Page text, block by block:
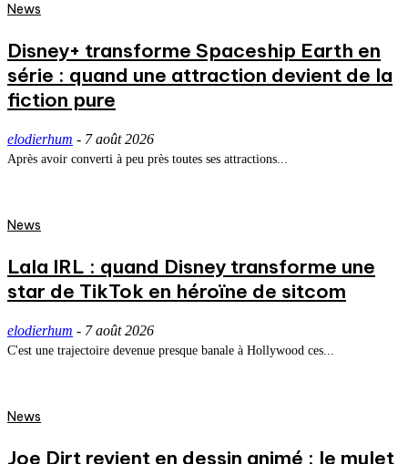
News
Disney+ transforme Spaceship Earth en
série : quand une attraction devient de la
fiction pure
elodierhum - 7 août 2026
Après avoir converti à peu près toutes ses attractions...
News
Lala IRL : quand Disney transforme une
star de TikTok en héroïne de sitcom
elodierhum - 7 août 2026
C'est une trajectoire devenue presque banale à Hollywood ces...
News
Joe Dirt revient en dessin animé : le mulet